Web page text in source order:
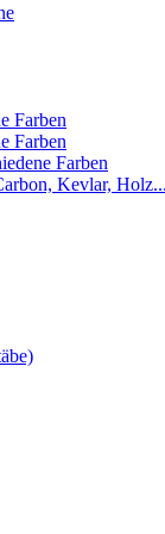
Farben
Farben
Farben
Kevlar,